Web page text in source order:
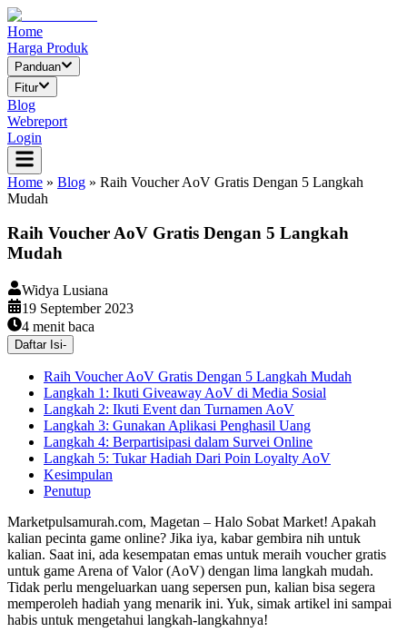
Home
Harga Produk
Panduan
Fitur
Blog
Webreport
Login
Home » Blog » Raih Voucher AoV Gratis Dengan 5 Langkah
Mudah
Raih Voucher AoV Gratis Dengan 5 Langkah
Mudah
Widya Lusiana
19 September 2023
4 menit baca
Daftar Isi-
Raih Voucher AoV Gratis Dengan 5 Langkah Mudah
Langkah 1: Ikuti Giveaway AoV di Media Sosial
Langkah 2: Ikuti Event dan Turnamen AoV
Langkah 3: Gunakan Aplikasi Penghasil Uang
Langkah 4: Berpartisipasi dalam Survei Online
Langkah 5: Tukar Hadiah Dari Poin Loyalty AoV
Kesimpulan
Penutup
Marketpulsamurah.com, Magetan – Halo Sobat Market! Apakah
kalian pecinta game online? Jika iya, kabar gembira nih untuk
kalian. Saat ini, ada kesempatan emas untuk meraih voucher gratis
untuk game Arena of Valor (AoV) dengan lima langkah mudah.
Tidak perlu mengeluarkan uang sepersen pun, kalian bisa segera
memperoleh hadiah yang menarik ini. Yuk, simak artikel ini sampai
habis untuk mengetahui langkah-langkahnya!